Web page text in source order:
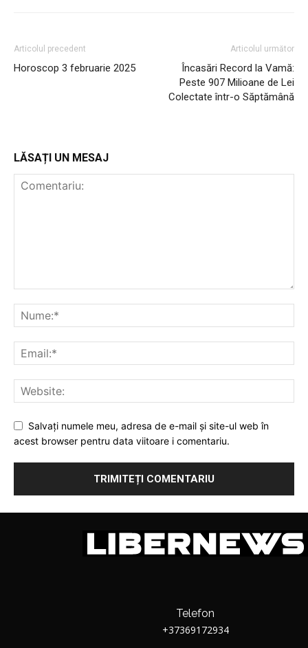
Articolul precedent
Horoscop 3 februarie 2025
Articolul următor
Încasări Record la Vamă:
Peste 907 Milioane de Lei
Colectate într-o Săptămână
LĂSAȚI UN MESAJ
Salvați numele meu, adresa de e-mail și site-ul web în
acest browser pentru data viitoare i comentariu.
Telefon
+37369172934